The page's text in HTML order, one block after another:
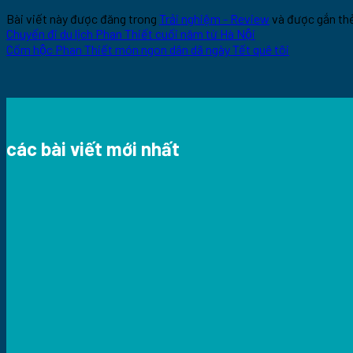
Bài viết này được đăng trong Trải nghiệm - Review và được gắn
Chuyến đi du lịch Phan Thiết cuối năm từ Hà Nội
Cốm hộc Phan Thiết món ngon dân dã ngày Tết quê tôi
các bài viết mới nhất